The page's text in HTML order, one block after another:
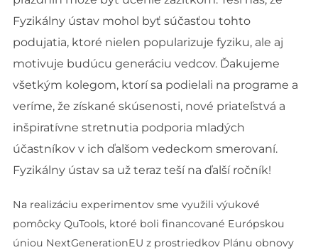
Fyzikálny ústav mohol byť súčasťou tohto
podujatia, ktoré nielen popularizuje fyziku, ale aj
motivuje budúcu generáciu vedcov. Ďakujeme
všetkým kolegom, ktorí sa podielali na programe a
veríme, že získané skúsenosti, nové priateľstvá a
inšpiratívne stretnutia podporia mladých
účastníkov v ich ďalšom vedeckom smerovaní.
Fyzikálny ústav sa už teraz teší na ďalší ročník!
Na realizáciu experimentov sme využili výukové
pomôcky QuTools, ktoré boli financované Európskou
úniou NextGenerationEU z prostriedkov Plánu obnovy